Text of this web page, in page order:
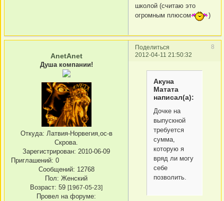
школой (считаю это
огромным плюсом
)
Поделиться
8
2012-04-11 21:50:32
AnetAnet
Душа компании!
Откуда: Латвия-Норвегия,ос-в
Скрова.
Зарегистрирован: 2010-06-09
Приглашений: 0
Сообщений: 12768
Пол: Женский
Возраст: 59 [1967-05-23]
Провел на форуме:
Акуна
Матата
написал(а):
Дочке на
выпускной
требуется
сумма,
которую я
вряд ли могу
себе
позволить.